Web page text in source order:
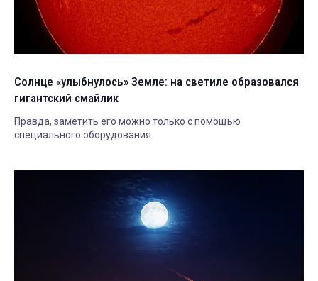
Солнце «улыбнулось» Земле: на светиле образовался
гигантский смайлик
Правда, заметить его можно только с помощью
специального оборудования.